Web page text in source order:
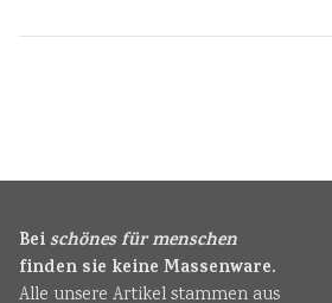
Beischönes für menschen
finden sie keine Massenware.
Alle unsere Artikel stammen aus